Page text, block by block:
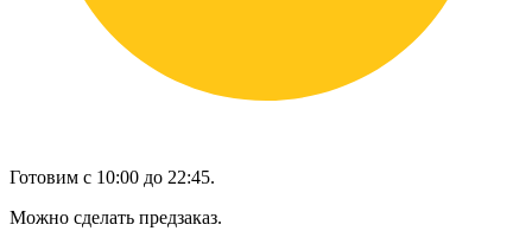
Готовим с 10:00 до 22:45.
Можно сделать предзаказ.